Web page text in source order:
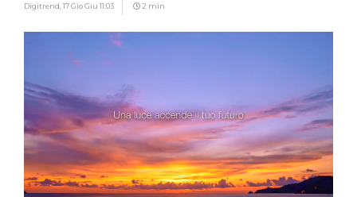
Digitrend,17 Gio Giu 11:03 2 min